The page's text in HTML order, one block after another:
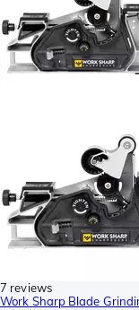
7 reviews
Work Sharp Blade